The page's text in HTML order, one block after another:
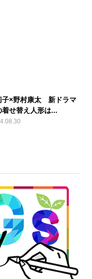
子×野村康太 新ドラマ
着せ替え人形は...